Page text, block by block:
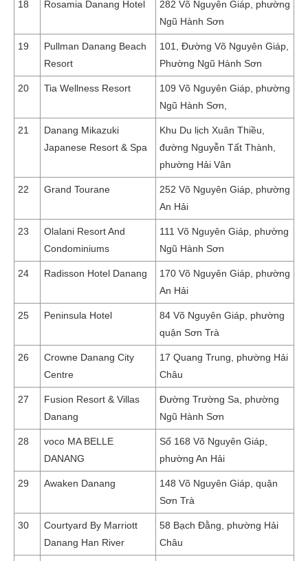
18 Rosamia Danang Hotel
282 Võ Nguyên Giáp, phường
Ngũ Hành Sơn
19
Pullman Danang Beach
Resort
101, Đường Võ Nguyên Giáp,
Phường Ngũ Hành Sơn
20 Tia Wellness Resort
109 Võ Nguyên Giáp, phường
Ngũ Hành Sơn,
21
Danang Mikazuki
Japanese Resort & Spa
Khu Du lịch Xuân Thiều,
đường Nguyễn Tất Thành,
phường Hải Vân
22 Grand Tourane
252 Võ Nguyên Giáp, phường
An Hải
23
Olalani Resort And
Condominiums
111 Võ Nguyên Giáp, phường
Ngũ Hành Sơn
24 Radisson Hotel Danang
170 Võ Nguyên Giáp, phường
An Hải
25 Peninsula Hotel
84 Võ Nguyên Giáp, phường
quận Sơn Trà
26
Crowne Danang City
Centre
17 Quang Trung, phường Hải
Châu
27
Fusion Resort & Villas
Danang
Đường Trường Sa, phường
Ngũ Hành Sơn
28
voco MA BELLE
DANANG
Số 168 Võ Nguyên Giáp,
phường An Hải
29 Awaken Danang
148 Võ Nguyên Giáp, quận
Sơn Trà
30
Courtyard By Marriott
Danang Han River
58 Bạch Đằng, phường Hải
Châu